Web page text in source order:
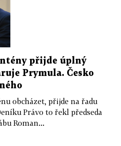
přijde úplný
Prymula. Česko
obcházet, přijde na řadu
Právo to řekl předseda
Roman...